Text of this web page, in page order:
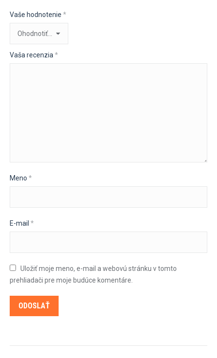
Vaše hodnotenie *
Vaša recenzia *
Meno *
E-mail *
Uložiť moje meno, e-mail a webovú stránku v tomto
prehliadači pre moje budúce komentáre.